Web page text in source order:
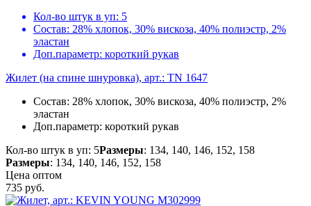
Кол-во штук в уп: 5
Состав: 28% хлопок, 30% вискоза, 40% полиэстр, 2%
эластан
Доп.параметр: короткий рукав
Жилет (на спине шнуровка), арт.: TN 1647
Состав: 28% хлопок, 30% вискоза, 40% полиэстр, 2%
эластан
Доп.параметр: короткий рукав
Кол-во штук в уп: 5Размеры: 134, 140, 146, 152, 158
Размеры: 134, 140, 146, 152, 158
Цена оптом
735 руб.